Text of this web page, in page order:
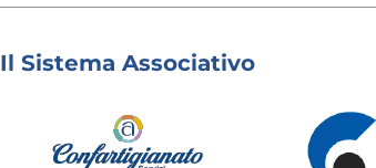
Il Sistema Associativo